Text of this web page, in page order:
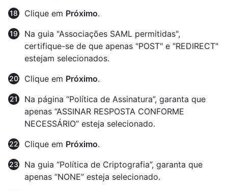
Clique em Próximo.
Na guia "Associações SAML permitidas",
certifique-se de que apenas "POST" e "REDIRECT"
estejam selecionados.
Clique em Próximo.
Na página “Política de Assinatura”, garanta que
apenas “ASSINAR RESPOSTA CONFORME
NECESSÁRIO” esteja selecionado.
Clique em Próximo.
Na guia “Política de Criptografia”, garanta que
apenas “NONE” esteja selecionado.